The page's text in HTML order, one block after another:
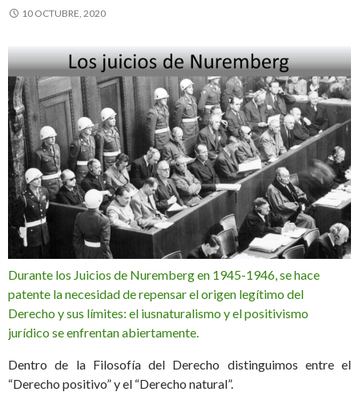
10 OCTUBRE, 2020
Durante los Juicios de Nuremberg en 1945-1946, se hace
patente la necesidad de repensar el origen legítimo del
Derecho y sus límites: el iusnaturalismo y el positivismo
jurídico se enfrentan abiertamente.
Dentro de la Filosofía del Derecho distinguimos entre el
“Derecho positivo” y el “Derecho natural”.